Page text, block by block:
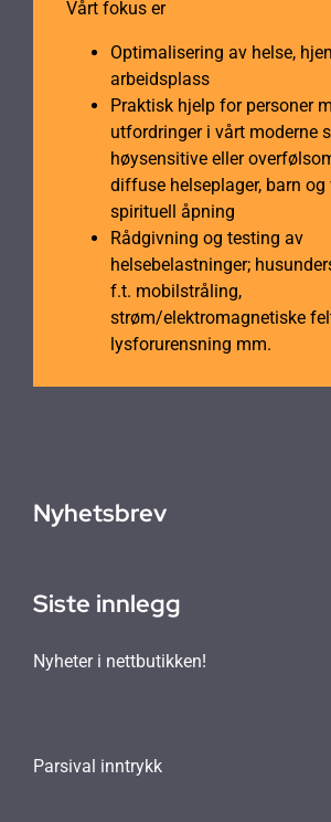
Vårt fokus er
Optimalisering av helse,
arbeidsplass
Praktisk hjelp for personer
utfordringer i vårt moderne
høysensitive eller
diffuse helseplager, barn og
spirituell åpning
Rådgivning og testing av
helsebelastninger;
f.t. mobilstråling,
strøm/elektromagnetiske
lysforurensning mm.
Nyhetsbrev
Siste innlegg
Nyheter i nettbutikken!
Parsival inntrykk